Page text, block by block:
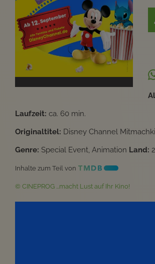
Laufzeit: ca. 60 min.
Originaltitel: Disney Channel
Genre: Special Event, Animation Land:
Inhalte zum Teil von
© CINEPROG ...macht Lust auf Ihr Kino!